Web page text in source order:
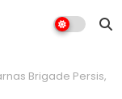
Brigade Persis,